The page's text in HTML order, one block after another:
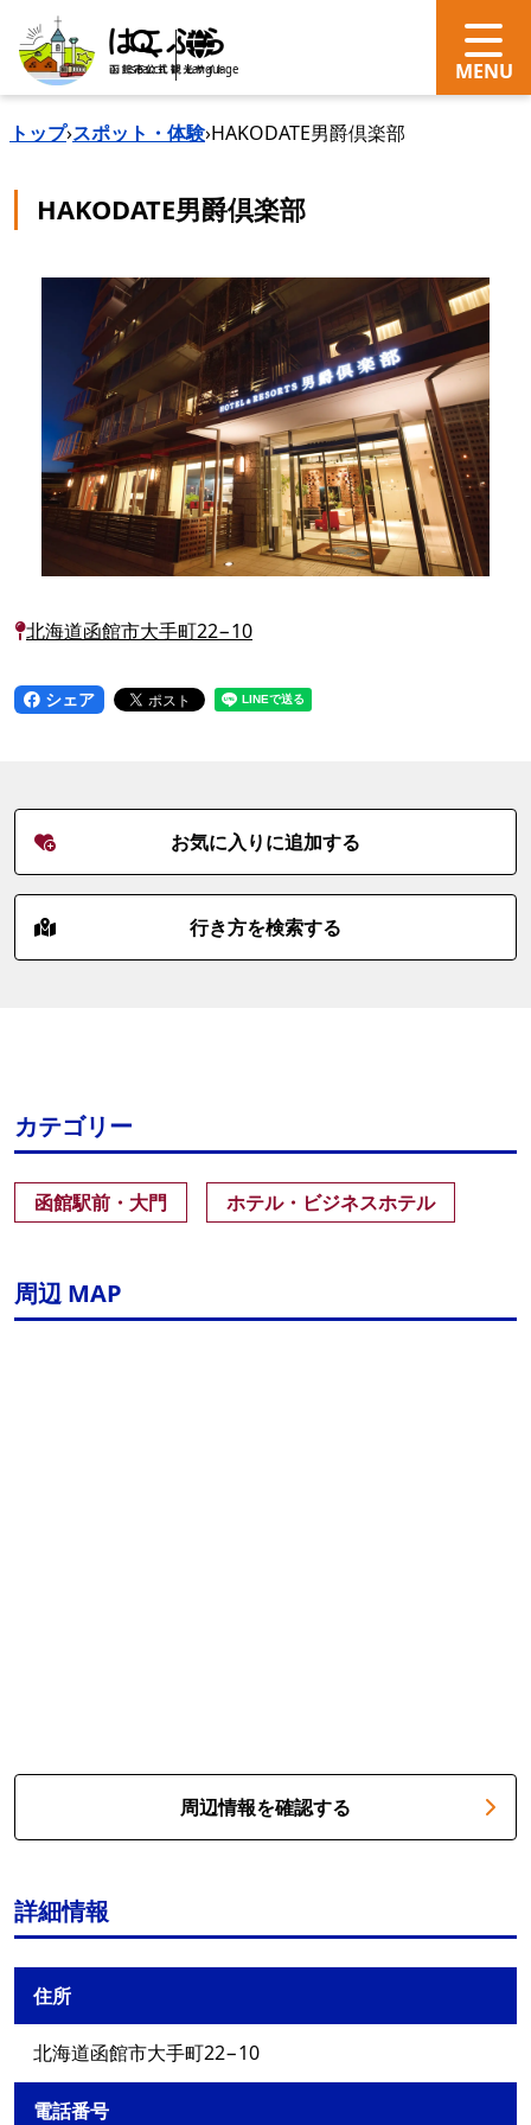
search Language
トップ›スポット・体験›HAKODATE男爵倶楽部
HAKODATE男爵倶楽部
北海道函館市大手町22−10
シェア
お気に入りに追加する
行き方を検索する
カテゴリー
函館駅前・大門 ホテル・ビジネスホテル
周辺 MAP
周辺情報を確認する
詳細情報
住所
北海道函館市大手町22−10
電話番号